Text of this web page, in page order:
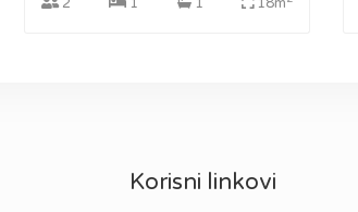
Korisni linkovi